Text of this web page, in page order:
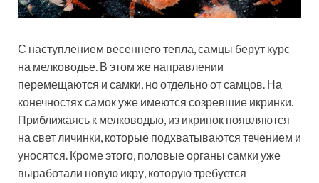
С наступлением весеннего тепла, самцы берут курс
на мелководье. В этом же направлении
перемещаются и самки, но отдельно от самцов. На
конечностях самок уже имеются созревшие икринки.
Приближаясь к мелководью, из икринок появляются
на свет личинки, которые подхватываются течением и
уносятся. Кроме этого, половые органы самки уже
выработали новую икру, которую требуется